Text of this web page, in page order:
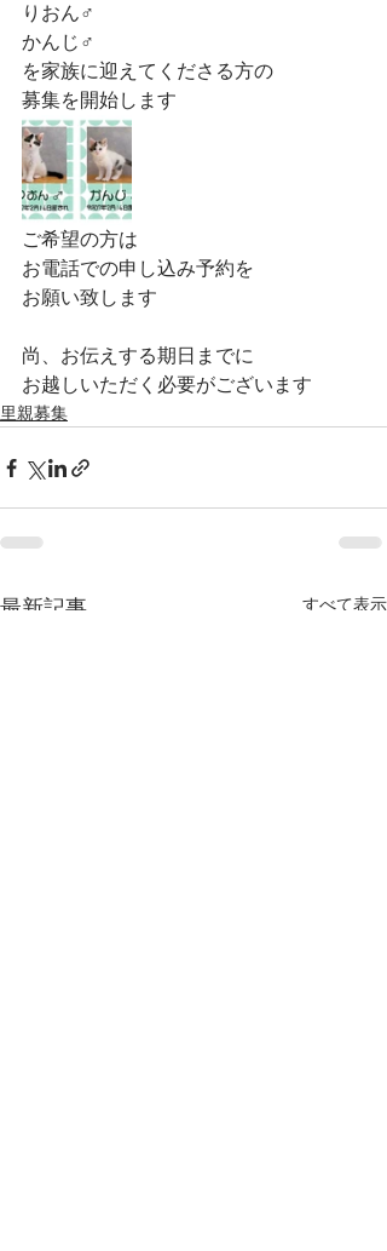
りおん♂️
かんじ♂️
を家族に迎えてくださる方の
募集を開始します
ご希望の方は
お電話での申し込み予約を
お願い致します
尚、お伝えする期日までに
お越しいただく必要がございます
里親募集
最新記事 すべて表示